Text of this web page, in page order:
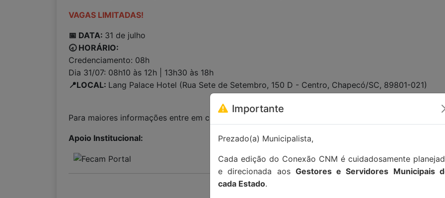
VAGAS LIMITADAS!
📅 DATA: 31 de julho
🕣 HORÁRIO:
Credenciamento: 08h
Dia 31/07: 08h10 às 12h | 13h30 às 18h
📍LOCAL: Lang Palace Hotel (Rua Sete de Setembro, 150 D - Centro, Chapecó/SC, 89801-021)
Para maiores informações entre em contato:
Apoio Institucional:
Importante
Prezado(a) Municipalista,
Cada edição do Conexão CNM é cuidadosamente
e direcionada aos Gestores e Servidores Municipais
cada Estado.